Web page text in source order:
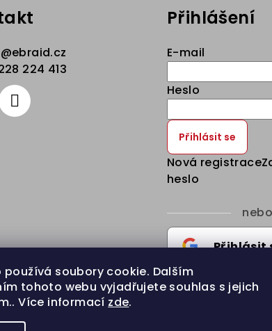
používá soubory cookie. Dalším
tohoto webu vyjadřujete souhlas s jejich
Více informací zde.
@ebraid.cz
224 413
Přihlášení
E-mail
Heslo
Přihlásit se
Nová registrace
heslo
nebo
Přihlásit
Google
Přihlásit